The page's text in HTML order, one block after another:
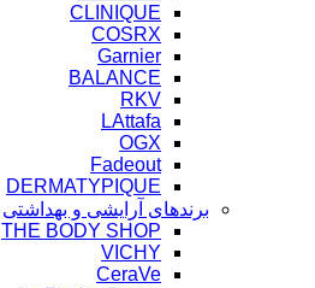
CLINIQUE
COSRX
Garnier
BALANCE
RKV
LAttafa
OGX
Fadeout
DERMATYPIQUE
برندهای آرایشی و بهداشتی
THE BODY SHOP
VICHY
CeraVe